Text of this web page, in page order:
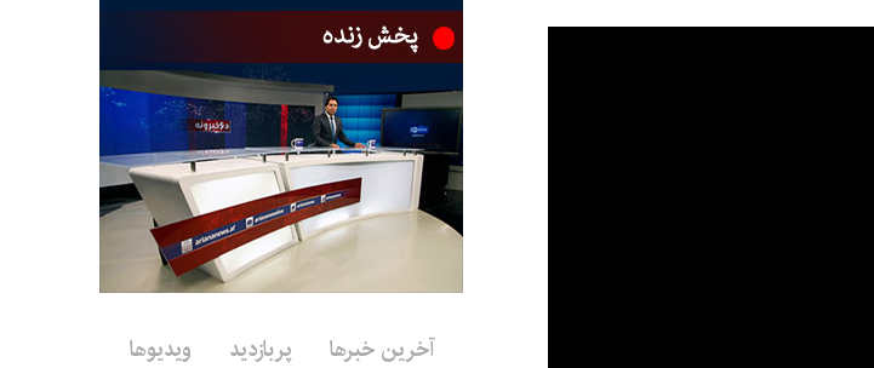
آخرین خبرها پربازدید ویدیوها